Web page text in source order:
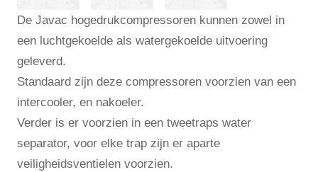
De Javac hogedrukcompressoren kunnen zowel in
een luchtgekoelde als watergekoelde uitvoering
geleverd.
Standaard zijn deze compressoren voorzien van een
intercooler, en nakoeler.
Verder is er voorzien in een tweetraps water
separator, voor elke trap zijn er aparte
veiligheidsventielen voorzien.